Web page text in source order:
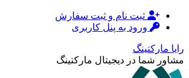
ثبت نام و ثبت سفارش
ورود به پنل کاربری
رایا مارکتینگ
مشاور شما در دیجیتال مارکتینگ